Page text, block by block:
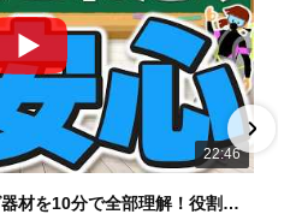
初心者向けツアーを毎週開催
グ大賞
「講習が上手なダ
「教え方がうまいインストラク
ングサービス伊豆半島エリア」
イド伊豆半島エリア」部門 4冠
県 藤沢市 南藤沢10-4
22:46
【初心者必見】ダイビング器材を10分で全部理解！役割・使い方をやさしく解説